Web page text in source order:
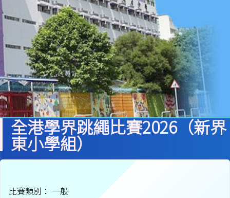
全港學界跳繩比賽2026（新界
東小學組）
比賽類別： 一般